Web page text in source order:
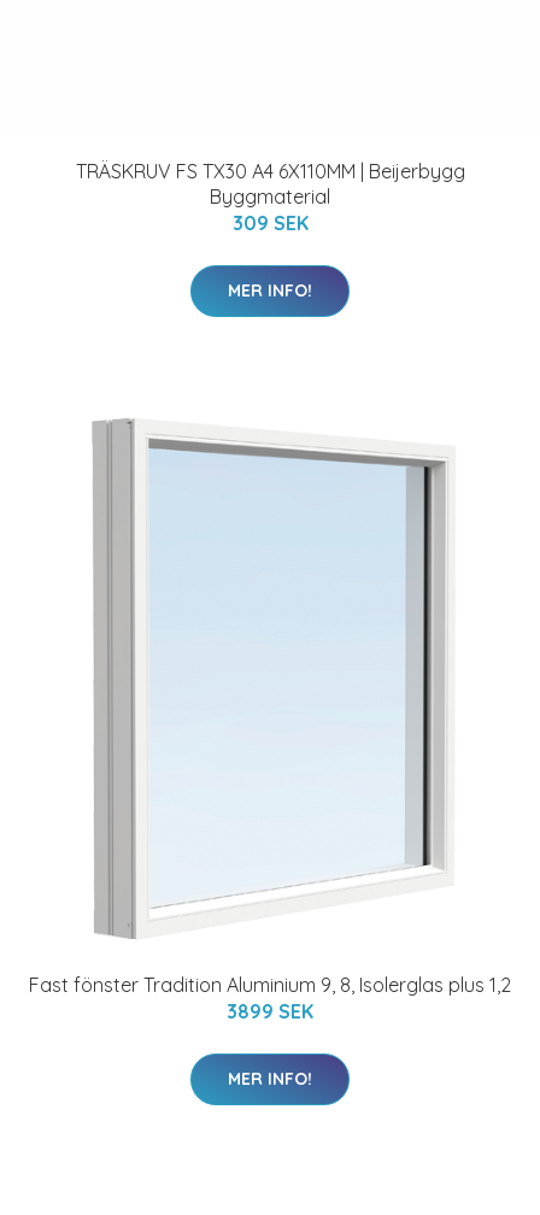
TRÄSKRUV FS TX30 A4 6X110MM | Beijerbygg
Byggmaterial
309 SEK
MER INFO!
Fast fönster Tradition Aluminium 9, 8, Isolerglas plus 1,2
3899 SEK
MER INFO!